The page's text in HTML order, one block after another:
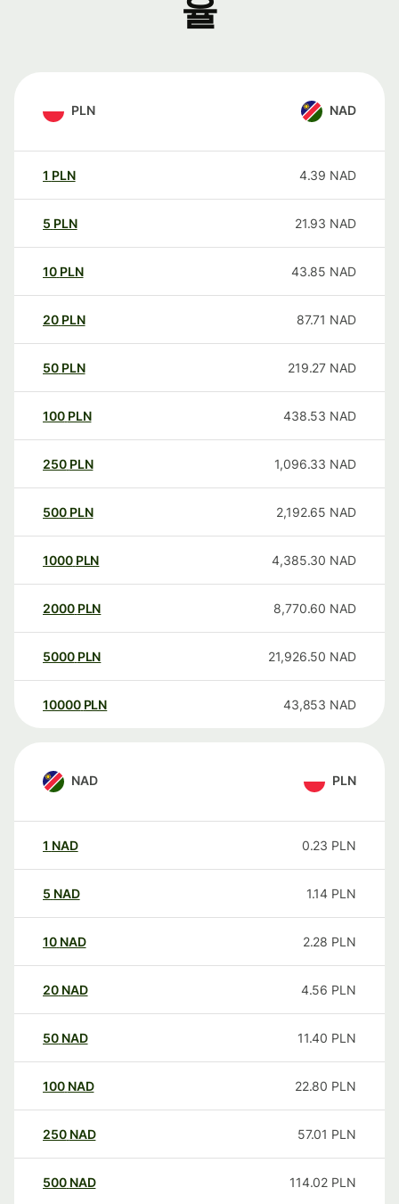
율
PLN NAD
1 PLN 4.39 NAD
5 PLN 21.93 NAD
10 PLN 43.85 NAD
20 PLN 87.71 NAD
50 PLN 219.27 NAD
100 PLN 438.53 NAD
250 PLN 1,096.33 NAD
500 PLN 2,192.65 NAD
1000 PLN 4,385.30 NAD
2000 PLN 8,770.60 NAD
5000 PLN 21,926.50 NAD
10000 PLN 43,853 NAD
NAD PLN
1 NAD 0.23 PLN
5 NAD 1.14 PLN
10 NAD 2.28 PLN
20 NAD 4.56 PLN
50 NAD 11.40 PLN
100 NAD 22.80 PLN
250 NAD 57.01 PLN
500 NAD 114.02 PLN